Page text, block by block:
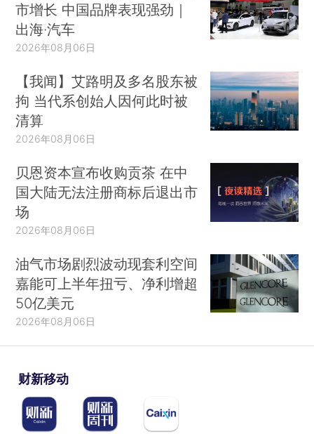
市增长 中国品牌表现强劲｜
出海·汽车
2026年08月06日
【我闻】艾路明及多名股东被
拘 当代系创始人因何此时被
清算
2026年08月06日
贝恩资本宣布收购贡茶 在中
国大陆无法注册商标后退出市
场
2026年08月06日
油气市场剧烈波动现套利空间
嘉能可上半年扭亏、净利增超
50亿美元
2026年08月06日
财新移动